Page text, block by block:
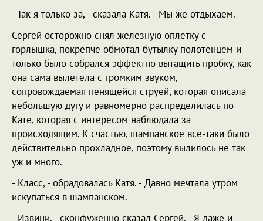
- Так я только за, - сказала Катя. - Мы же отдыхаем.
Сергей осторожно снял железную оплетку с
горлышка, покрепче обмотал бутылку полотенцем и
только было собрался эффектно вытащить пробку, как
она сама вылетела с громким звуком,
сопровождаемая пенящейся струей, которая описала
небольшую дугу и равномерно распределилась по
Кате, которая с интересом наблюдала за
происходящим. К счастью, шампанское все-таки было
действительно прохладное, поэтому вылилось не так
уж и много.
- Класс, - обрадовалась Катя. - Давно мечтала утром
искупаться в шампанском.
- Извини, - сконфуженно сказал Сергей. - Я даже и